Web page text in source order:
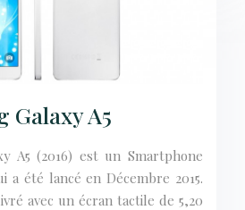
Galaxy A5
A5 (2016) est un Smartphone
a été lancé en Décembre 2015.
avec un écran tactile de 5,20